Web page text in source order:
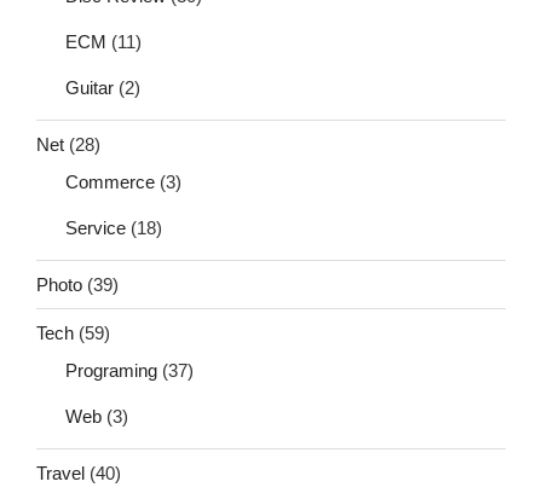
ECM (11)
Guitar (2)
Net (28)
Commerce (3)
Service (18)
Photo (39)
Tech (59)
Programing (37)
Web (3)
Travel (40)